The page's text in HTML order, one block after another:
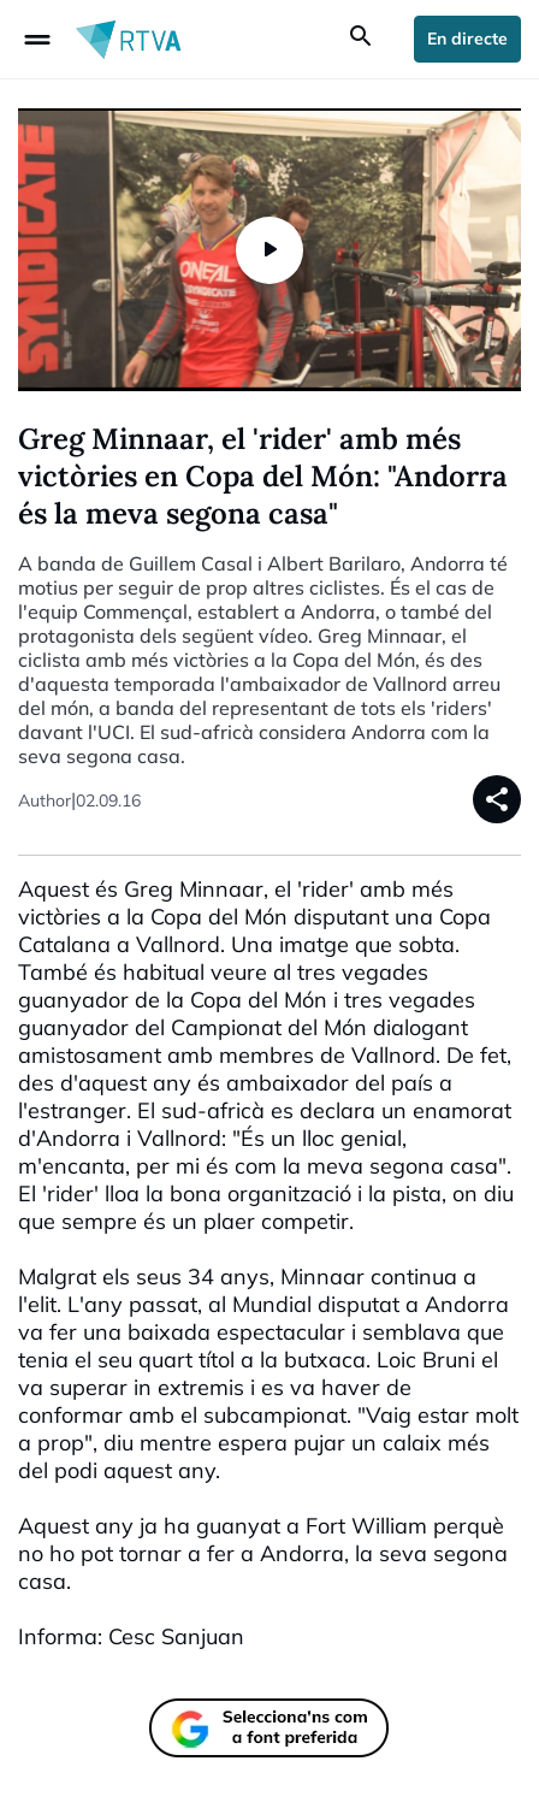
drag_handle search En directe
Greg Minnaar, el 'rider' amb més
victòries en Copa del Món: "Andorra
és la meva segona casa"
A banda de Guillem Casal i Albert Barilaro, Andorra té
motius per seguir de prop altres ciclistes. És el cas de
l'equip Commençal, establert a Andorra, o també del
protagonista dels següent vídeo. Greg Minnaar, el
ciclista amb més victòries a la Copa del Món, és des
d'aquesta temporada l'ambaixador de Vallnord arreu
del món, a banda del representant de tots els 'riders'
davant l'UCI. El sud-africà considera Andorra com la
seva segona casa.
Author|02.09.16 share
Aquest és Greg Minnaar, el 'rider' amb més
victòries a la Copa del Món disputant una Copa
Catalana a Vallnord. Una imatge que sobta.
També és habitual veure al tres vegades
guanyador de la Copa del Món i tres vegades
guanyador del Campionat del Món dialogant
amistosament amb membres de Vallnord. De fet,
des d'aquest any és ambaixador del país a
l'estranger. El sud-africà es declara un enamorat
d'Andorra i Vallnord: "És un lloc genial,
m'encanta, per mi és com la meva segona casa".
El 'rider' lloa la bona organització i la pista, on diu
que sempre és un plaer competir.
Malgrat els seus 34 anys, Minnaar continua a
l'elit. L'any passat, al Mundial disputat a Andorra
va fer una baixada espectacular i semblava que
tenia el seu quart títol a la butxaca. Loic Bruni el
va superar in extremis i es va haver de
conformar amb el subcampionat. "Vaig estar molt
a prop", diu mentre espera pujar un calaix més
del podi aquest any.
Aquest any ja ha guanyat a Fort William perquè
no ho pot tornar a fer a Andorra, la seva segona
casa.
Informa: Cesc Sanjuan